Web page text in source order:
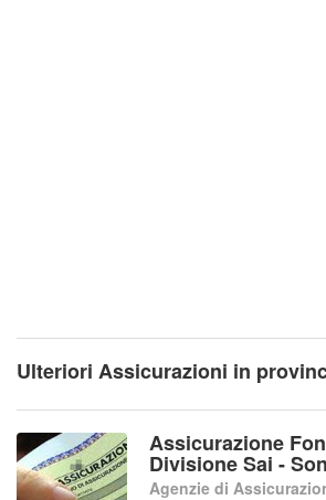
Ulteriori Assicurazioni in
Assicurazione
Divisione Sai -
Agenzie di